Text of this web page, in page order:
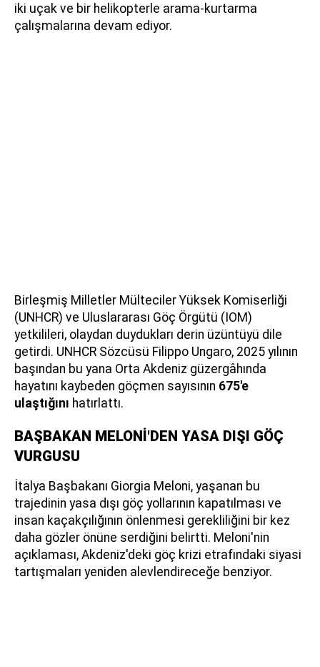
iki uçak ve bir helikopterle arama-kurtarma
çalışmalarına devam ediyor.
Birleşmiş Milletler Mülteciler Yüksek Komiserliği
(UNHCR) ve Uluslararası Göç Örgütü (IOM)
yetkilileri, olaydan duydukları derin üzüntüyü dile
getirdi. UNHCR Sözcüsü Filippo Ungaro, 2025 yılının
başından bu yana Orta Akdeniz güzergâhında
hayatını kaybeden göçmen sayısının 675'e
ulaştığını hatırlattı.
BAŞBAKAN MELONİ'DEN YASA DIŞI GÖÇ
VURGUSU
İtalya Başbakanı Giorgia Meloni, yaşanan bu
trajedinin yasa dışı göç yollarının kapatılması ve
insan kaçakçılığının önlenmesi gerekliliğini bir kez
daha gözler önüne serdiğini belirtti. Meloni'nin
açıklaması, Akdeniz'deki göç krizi etrafındaki siyasi
tartışmaları yeniden alevlendireceğe benziyor.